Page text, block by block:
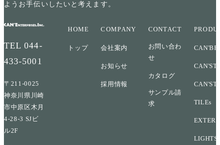
ようお手伝いしたいと考えます。
TEL044-
433-5001
〒211-0025
神奈川県川崎
市中原区木月
4-28-3 SJビ
ル2F
HOME
トップ
COMPANY
会社案内
お知らせ
採用情報
CONTACT
お問い合わ
せ
カタログ
サンプル請
求
TILEs
LIGHTS